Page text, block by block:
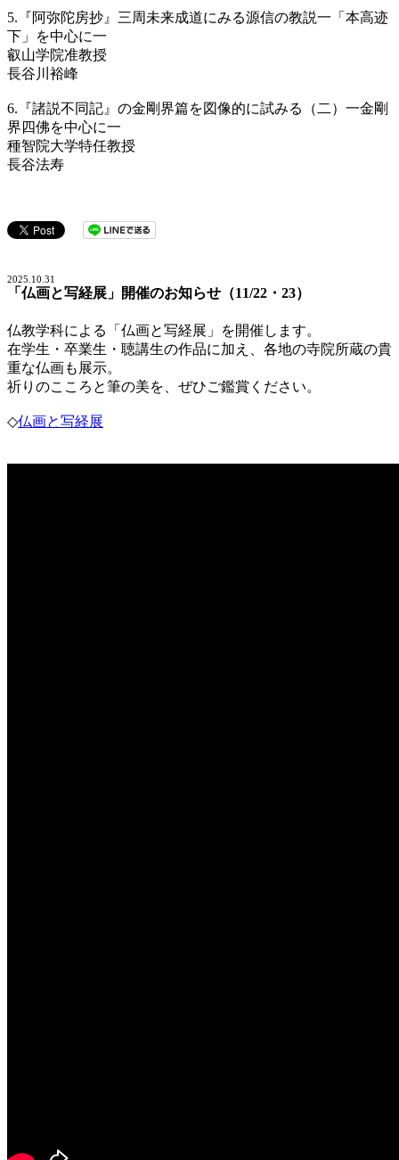
5.『阿弥陀房抄』三周未来成道にみる源信の教説一「本高迹
下」を中心に一
叡山学院准教授
長谷川裕峰
6.『諸説不同記』の金剛界篇を図像的に試みる（二）一金剛
界四佛を中心に一
種智院大学特任教授
長谷法寿
2025.10.31
「仏画と写経展」開催のお知らせ（11/22・23）
仏教学科による「仏画と写経展」を開催します。
在学生・卒業生・聴講生の作品に加え、各地の寺院所蔵の貴
重な仏画も展示。
祈りのこころと筆の美を、ぜひご鑑賞ください。
◇仏画と写経展